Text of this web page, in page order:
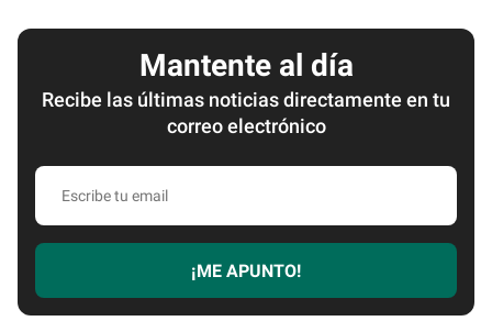
Mantente al día
Recibe las últimas noticias directamente en tu
correo electrónico
Escribe
email
¡ME APUNTO!